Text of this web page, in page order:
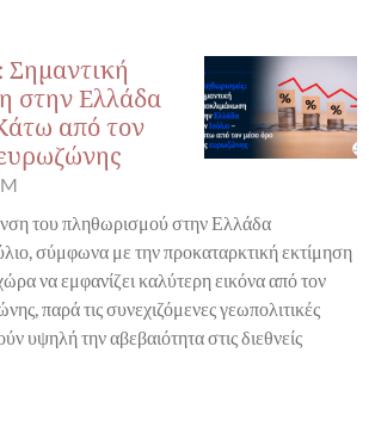
στην Ελλάδα
από τον
του πληθωρισμού στην Ελλάδα
σύμφωνα με την προκαταρκτική εκτίμηση
να εμφανίζει καλύτερη εικόνα από τον
παρά τις συνεχιζόμενες γεωπολιτικές
υψηλή την αβεβαιότητα στις διεθνείς